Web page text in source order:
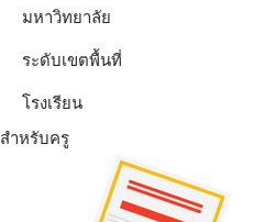
มหาวิทยาลัย
ระดับเขตพื้นที่
โรงเรียน
สำหรับครู